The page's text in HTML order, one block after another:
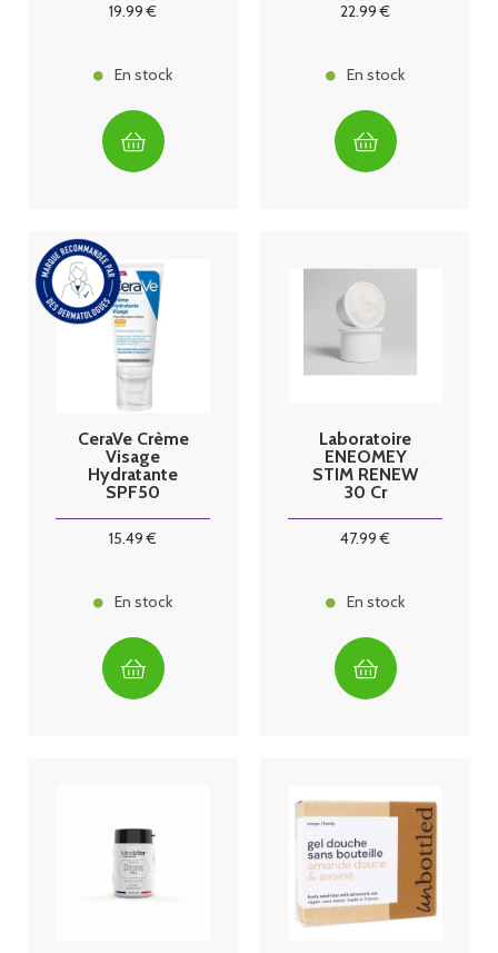
200ml
19.99 €
En stock
22.99 €
En stock
CeraVe Crème
Visage
Hydratante
SPF50
15.49 €
En stock
Laboratoire
ENEOMEY
STIM RENEW
30 Cr
47.99 €
En stock